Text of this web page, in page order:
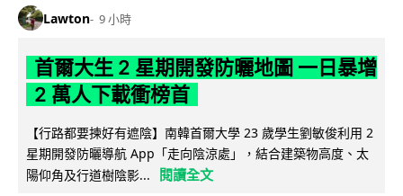
Lawton 9 小時
首爾大生 2 星期開發防曬地圖 一日暴增
2 萬人下載衝榜首
【行路都要揀好有遮陰】南韓首爾大學 23 歲學生劉敏俊利用 2
星期開發防曬導航 App「走向陰涼處」，結合建築物高度、太
陽仰角及行道樹陰影...
閱讀全文